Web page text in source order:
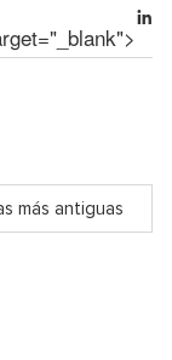
más antiguas